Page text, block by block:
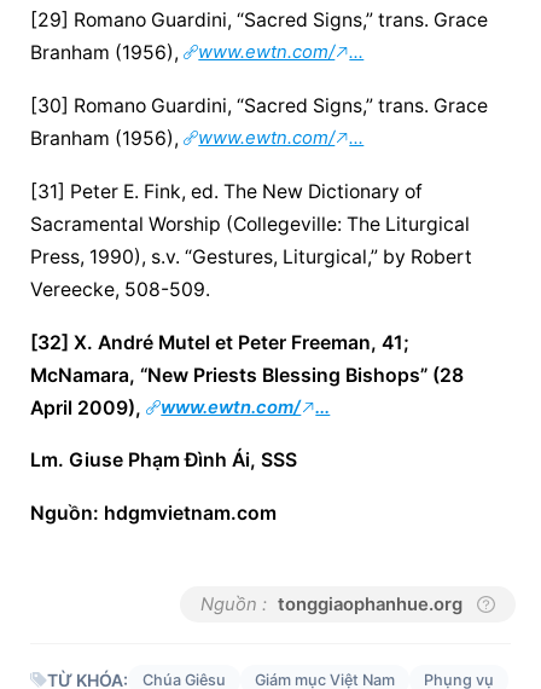
[29] Romano Guardini, “Sacred Signs,” trans. Grace
Branham (1956),
www.ewtn.com/ ...
[30] Romano Guardini, “Sacred Signs,” trans. Grace
Branham (1956),
www.ewtn.com/ ...
[31] Peter E. Fink, ed. The New Dictionary of
Sacramental Worship (Collegeville: The Liturgical
Press, 1990), s.v. “Gestures, Liturgical,” by Robert
Vereecke, 508-509.
[32] X. André Mutel et Peter Freeman, 41;
McNamara, “New Priests Blessing Bishops” (28
April 2009),
www.ewtn.com/ ...
Lm. Giuse Phạm Đình Ái, SSS
Nguồn: hdgmvietnam.com
Nguồn : tonggiaophanhue.org
TỪ KHÓA: Chúa Giêsu Giám mục Việt Nam
Phụng vụ